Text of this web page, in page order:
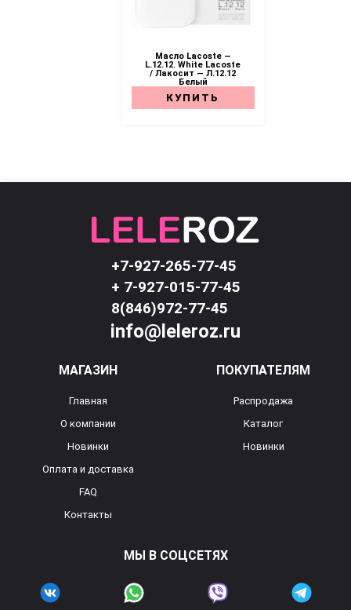
Масло Lacoste —
L.12.12. White Lacoste
/ Лакосит — Л.12.12
Белый
КУПИТЬ
+7-927-265-77-45
+ 7-927-015-77-45
8(846)972-77-45
info@leleroz.ru
МАГАЗИН
Главная
О компании
Новинки
Оплата и доставка
FAQ
Контакты
ПОКУПАТЕЛЯМ
Распродажа
Каталог
Новинки
МЫ В СОЦСЕТЯХ